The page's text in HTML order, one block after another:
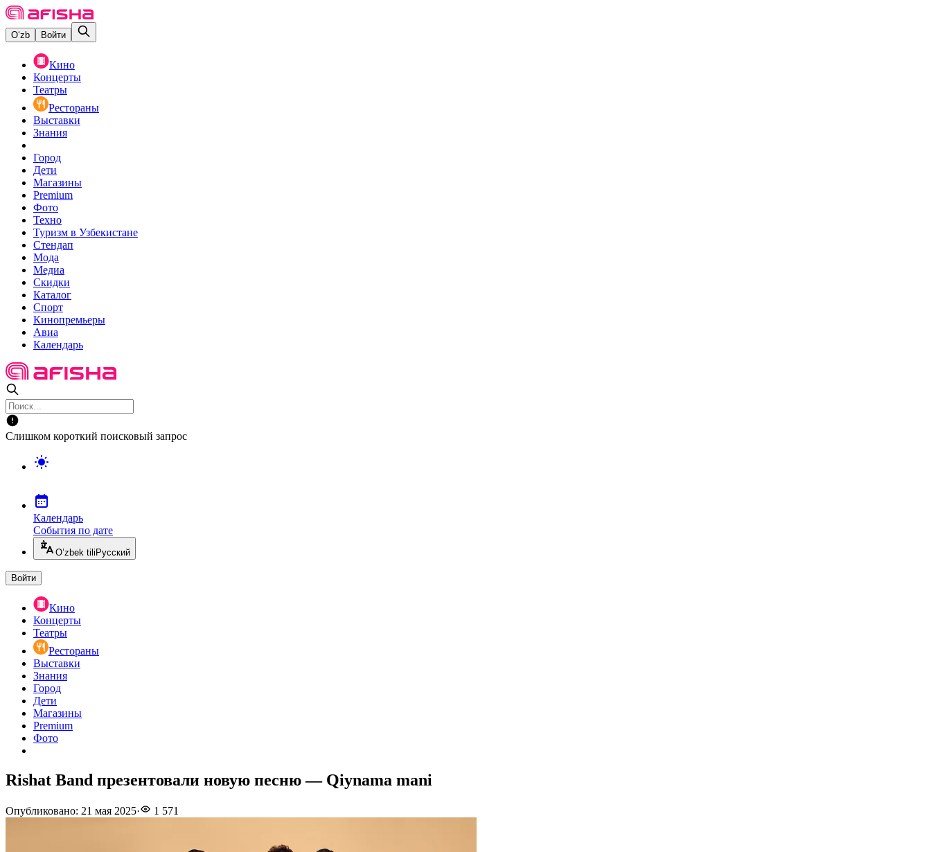
O‘zb Войти
Кино
Концерты
Театры
Рестораны
Выставки
Знания
Город
Дети
Магазины
Premium
Фото
Техно
Туризм в Узбекистане
Стендап
Мода
Медиа
Скидки
Каталог
Спорт
Кинопремьеры
Авиа
Календарь
Слишком короткий поисковый запрос
Календарь
События по дате
O’zbek tili Русский
Войти
Кино
Концерты
Театры
Рестораны
Выставки
Знания
Город
Дети
Магазины
Premium
Фото
Rishat Band презентовали новую песню — Qiynama mani
Опубликовано: 21 мая 2025· 1 571